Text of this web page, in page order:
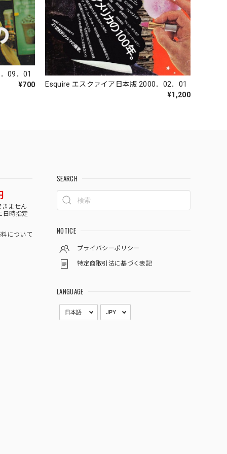
09．01
¥700
Esquire エスクァイア日本版 2000．02．01
¥1,200
きません
日時指定
について
SEARCH
NOTICE
プライバシーポリシー
特定商取引法に基づく表記
LANGUAGE